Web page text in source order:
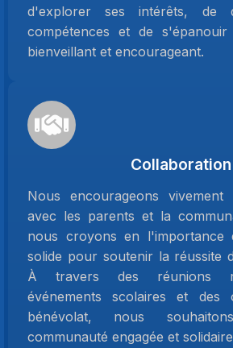
d'explorer ses intérêts, de
compétences et de
bienveillant et encourageant.
Collaboration
Nous encourageons vivement
avec les parents et la
nous croyons en l'importance
solide pour soutenir la réussite
À travers des réunions
événements scolaires et des
bénévolat, nous
communauté engagée et